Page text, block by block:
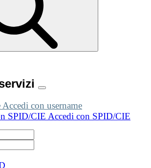
Accedi con username
SPID/CIE Accedi con SPID/CIE